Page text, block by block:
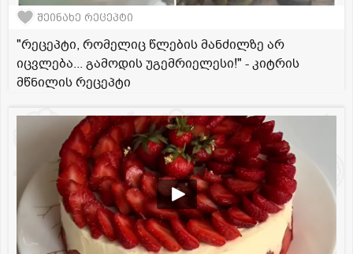
შეინახე რეცეპტი
"რეცეპტი, რომელიც წლების მანძილზე არ
იცვლება... გამოდის უგემრიელესი!" - კიტრის
მწნილის რეცეპტი